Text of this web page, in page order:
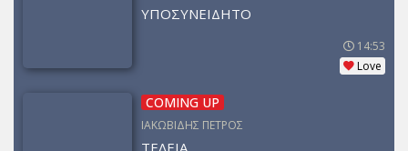
ΥΠΟΣΥΝΕΙΔΗΤΟ
14:53
Love
COMING UP
ΙΑΚΩΒΙΔΗΣ ΠΕΤΡΟΣ
ΤΕΛΕΙΑ